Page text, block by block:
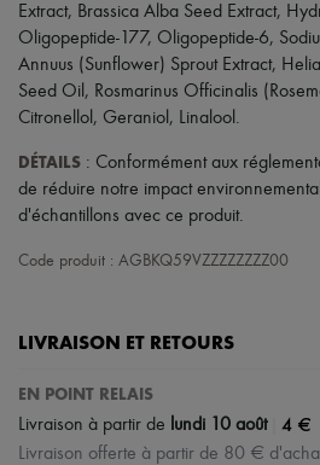
Beauté
Tous les produits
Parfums
Bougies & Parfums d'intérieur
Soins visage
Soins corps
Soins cheveux
Solaires
Format voyage
Extract, Brassica Alba Seed Extract,
Oligopeptide-177, Oligopeptide-6,
Annuus (Sunflower) Sprout Extract,
Seed Oil, Rosmarinus Officinalis
Citronellol, Geraniol, Linalool.
DÉTAILS : Conformément aux
de réduire notre impact
d'échantillons avec ce produit.
Code produit : AGBKQ59VZZZZZZZZ00
LIVRAISON ET RETOURS
EN POINT RELAIS
Livraison à partir de lundi 10 août 4 €
Livraison offerte à partir de 80 €